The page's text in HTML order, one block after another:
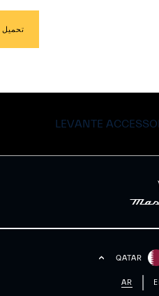
تحميل
QATAR
AR